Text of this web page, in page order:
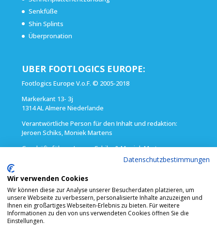
Senkfüße
Shin Splints
Überpronation
UBER FOOTLOGICS EUROPE:
Footlogics Europe V.o.F. © 2005-2018
Markerkant 13- 3j
1314 AL Almere Niederlande
Verantwörtliche Person für den Inhalt und redaktion:
Jeroen Schiks, Moniek Martens
Geschäftsführer: Jeroen Schiks & Moniek Martens
Handelsregisternummer: 342438100000 – Amsterdam VAT:
813934540B01 Bankverbindung IBAN:DE11 3701 0050 0975
9305 01 BIC:PBNKDEFF
Datenschutzbestimmungen
Wir verwenden Cookies
Wir können diese zur Analyse unserer Besucherdaten platzieren, um
unsere Webseite zu verbessern, personalisierte Inhalte anzuzeigen und
Ihnen ein großartiges Webseiten-Erlebnis zu bieten. Für weitere
Informationen zu den von uns verwendeten Cookies öffnen Sie die
Einstellungen.